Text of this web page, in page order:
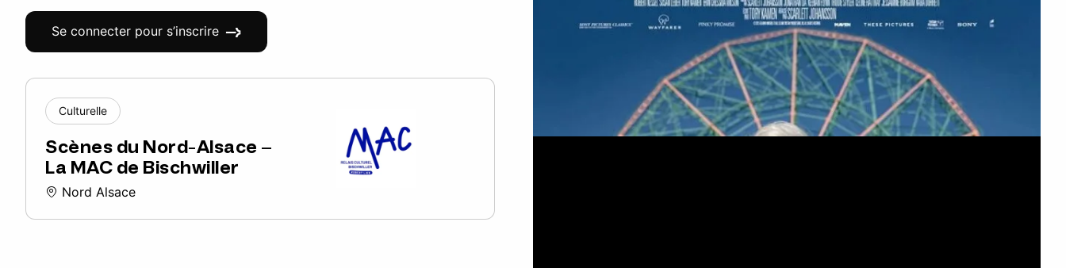
Se connecter pour s’inscrire
Culturelle
Scènes du Nord-Alsace –
La MAC de Bischwiller
Nord Alsace